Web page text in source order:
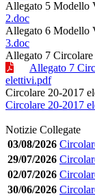
Allegato 5 Modello
2.doc
Allegato 6 Modello
3.doc
Allegato 7
Allegato 7
elettivi.pdf
Circolare 20-2017
Circolare 20-2017
Notizie Collegate
03/08/2026
29/07/2026
02/07/2026
30/06/2026